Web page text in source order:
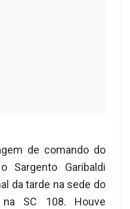
de comando do
Sargento Garibaldi
da tarde na sede do
SC 108. Houve